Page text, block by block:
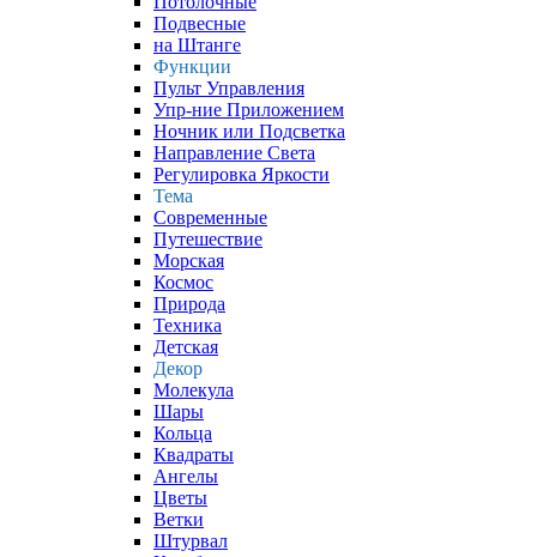
Подвесные
на Штанге
Функции
Пульт Управления
Упр-ние Приложением
Ночник или Подсветка
Направление Света
Регулировка Яркости
Тема
Современные
Путешествие
Морская
Космос
Природа
Техника
Детская
Декор
Молекула
Шары
Кольца
Квадраты
Ангелы
Цветы
Ветки
Штурвал